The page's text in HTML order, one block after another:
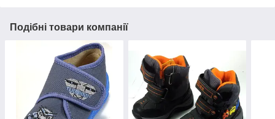
Подібні товари компанії